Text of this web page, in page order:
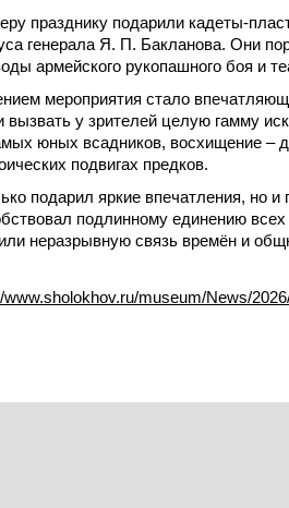
празднику подарили кадеты-
генерала Я. П. Бакланова. Они
армейского рукопашного боя и
мероприятия стало
у зрителей целую гамму
юных всадников, восхищение –
подвигах предков.
подарил яркие впечатления, но
подлинному единению
неразрывную связь времён и
www.sholokhov.ru/museum/News/